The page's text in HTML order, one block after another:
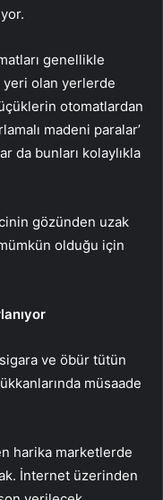
genellikle
yeri olan yerlerde
otomatlardan
madeni paralar’
da bunları kolaylıkla
gözünden uzak
olduğu için
ve öbür tütün
müsaade
harika marketlerde
İnternet üzerinden